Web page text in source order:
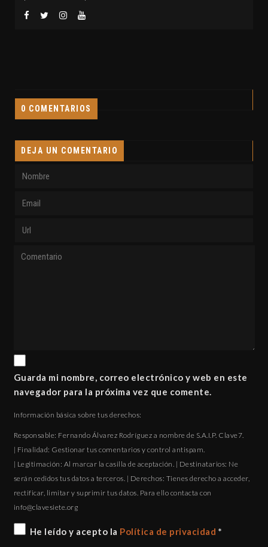
0 COMENTARIOS
DEJA UN COMENTARIO
Guarda mi nombre, correo electrónico y web en este
navegador para la próxima vez que comente.
Información básica sobre tus derechos:
Responsable: Fernando Álvarez Rodríguez a nombre de S.A.I.P. Clave7.
| Finalidad: Gestionar tus comentarios y control antispam.
| Legitimación: Al marcar la casilla de aceptación. | Destinatarios: Ne
serán cedidos tus datos a terceros. | Derechos: Tienes derecho a acceder,
rectificar, limitar y suprimir tus datos. Para ello contacta con
gro.eteisevalc@ofni
He leído y acepto la Política de privacidad *